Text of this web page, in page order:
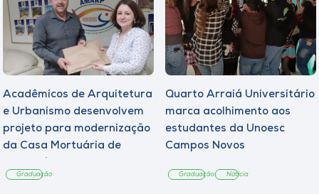
Acadêmicos de Arquitetura
e Urbanismo desenvolvem
projeto para modernização
da Casa Mortuária de
Graduação
Quarto Arraiá Universitário
marca acolhimento aos
estudantes da Unoesc
Campos Novos
Graduação Notícia